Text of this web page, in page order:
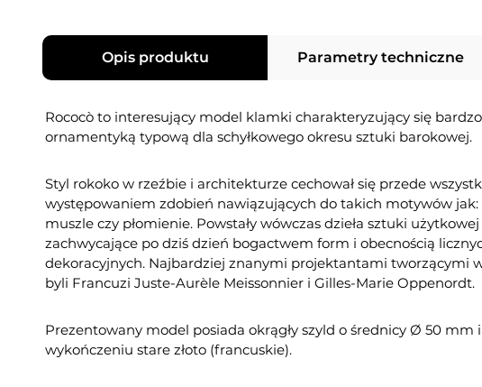
Opis produktu Parametry techniczne
Rococò to interesujący model klamki charakteryzujący się
ornamentyką typową dla schyłkowego okresu sztuki barokowej.
Styl rokoko w rzeźbie i architekturze cechował się przede
występowaniem zdobień nawiązujących do takich motywów jak:
muszle czy płomienie. Powstały wówczas dzieła sztuki użytkowej
zachwycające po dziś dzień bogactwem form i obecnością
dekoracyjnych. Najbardziej znanymi projektantami tworzącymi
byli Francuzi Juste-Aurèle Meissonnier i Gilles-Marie Oppenordt.
Prezentowany model posiada okrągły szyld o średnicy Ø 50 mm
wykończeniu stare złoto (francuskie).